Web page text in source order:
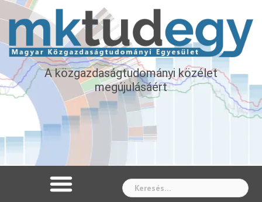
A közgazdaságtudományi közélet
megújulásáért